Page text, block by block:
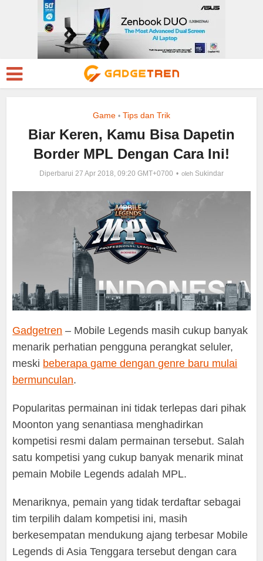
Game • Tips dan Trik
Biar Keren, Kamu Bisa Dapetin
Border MPL Dengan Cara Ini!
Diperbarui 27 Apr 2018, 09:20 GMT+0700 oleh Sukindar
Gadgetren – Mobile Legends masih cukup banyak
menarik perhatian pengguna perangkat seluler,
meski beberapa game dengan genre baru mulai
bermunculan.
Popularitas permainan ini tidak terlepas dari pihak
Moonton yang senantiasa menghadirkan
kompetisi resmi dalam permainan tersebut. Salah
satu kompetisi yang cukup banyak menarik minat
pemain Mobile Legends adalah MPL.
Menariknya, pemain yang tidak terdaftar sebagai
tim terpilih dalam kompetisi ini, masih
berkesempatan mendukung ajang terbesar Mobile
Legends di Asia Tenggara tersebut dengan cara